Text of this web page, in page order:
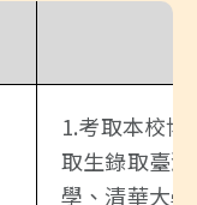
1.考取本校
取生錄取臺
學、清華大